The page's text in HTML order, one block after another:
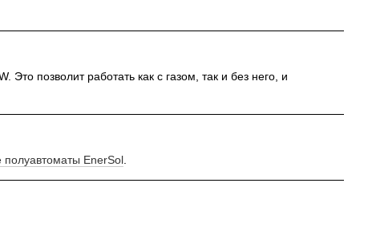
позволит работать как с газом, так и без него, и
полуавтоматы EnerSol